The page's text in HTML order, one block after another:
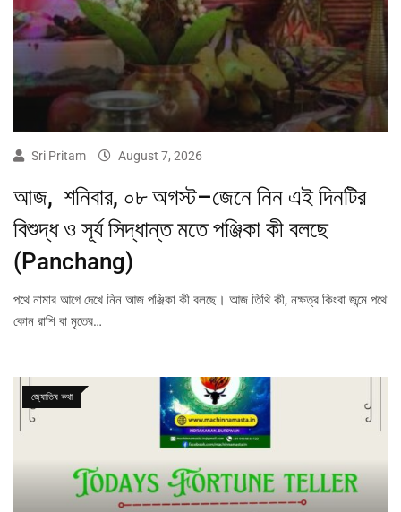
Sri Pritam August 7, 2026
আজ, শনিবার, ০৮ অগস্ট–জেনে নিন এই দিনটির
বিশুদ্ধ ও সূর্য সিদ্ধান্ত মতে পঞ্জিকা কী বলছে
(Panchang)
পথে নামার আগে দেখে নিন আজ পঞ্জিকা কী বলছে। আজ তিথি কী, নক্ষত্র কিংবা জন্মে পথে
কোন রাশি বা মৃতের…
জ্যোতিষ কথা